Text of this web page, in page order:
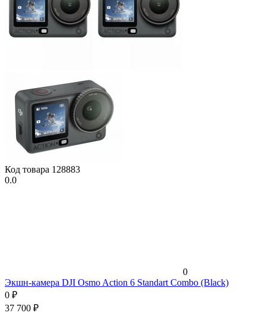
Код товара 128883
0.0
0
Экшн-камера DJI Osmo Action 6 Standart Combo (Black)
0 ₽
37 700 ₽